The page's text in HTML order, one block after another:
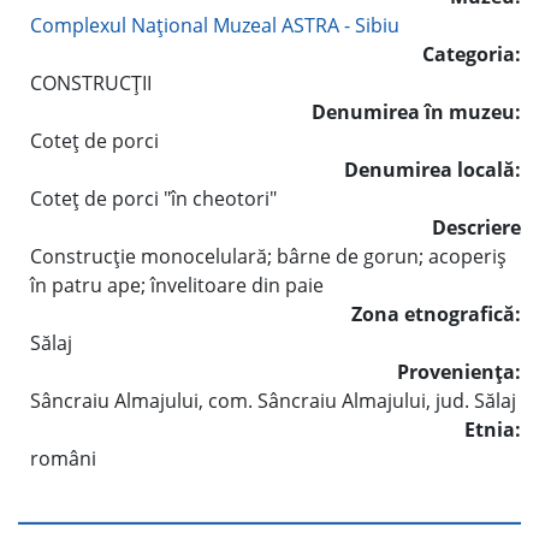
Complexul Naţional Muzeal ASTRA - Sibiu
Categoria:
CONSTRUCŢII
Denumirea în muzeu:
Coteţ de porci
Denumirea locală:
Coteţ de porci "în cheotori"
Descriere
Construcţie monocelulară; bârne de gorun; acoperiş
în patru ape; învelitoare din paie
Zona etnografică:
Sălaj
Provenienţa:
Sâncraiu Almajului, com. Sâncraiu Almajului, jud. Sălaj
Etnia:
români